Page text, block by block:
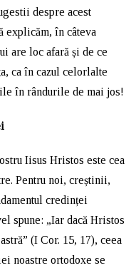
despre acest
explicăm, în câteva
are loc afară și de ce
ca în cazul celorlalte
în rândurile de mai jos!
Iisus Hristos este cea
Pentru noi, creștinii,
credinței
spune: „Iar dacă Hristos
(I Cor. 15, 17), ceea
noastre ortodoxe se